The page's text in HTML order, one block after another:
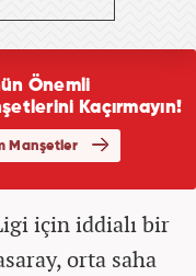
için iddialı bir
orta saha